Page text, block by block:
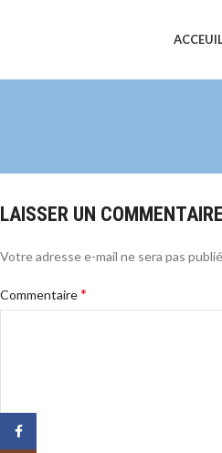
LAISSER UN COMMENTAIRE
Votre adresse e-mail ne sera pas
Commentaire*